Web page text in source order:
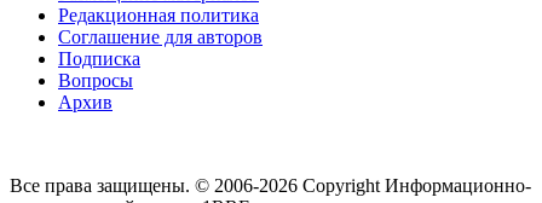
Редакционная политика
Соглашение для авторов
Подписка
Вопросы
Архив
Все права защищены. © 2006-2026 Copyright Информационно-